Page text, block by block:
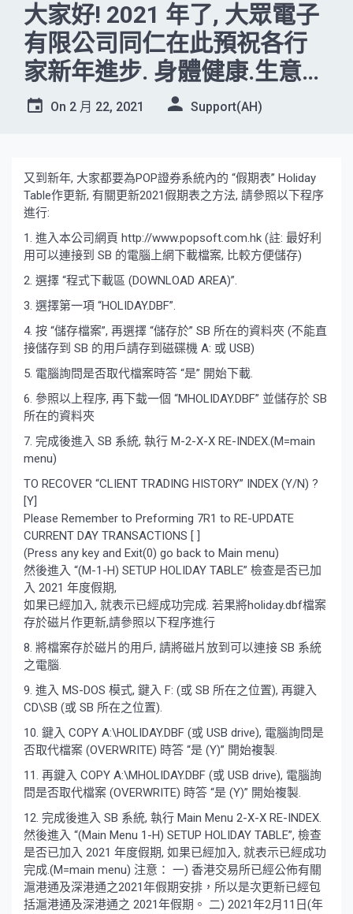
大家好! 2021 年了, 大眾電子
有限公司同仁在此預祝各行
家新年進步. 身體健康.生意興
隆.On 2 月 22, 2021 Support(AH)
又到新年, 大家都要為POP證券系統內的 “假期表” Holiday
Table作更新, 有關更新2021假期表之方法, 請參照以下程序
進行:
1. 進入本公司網頁 http://www.popsoft.com.hk (註: 最好利
用可以連接到 SB 的電腦上網下載檔案, 比較方便儲存)
2. 選擇 “程式下載區 (DOWNLOAD AREA)”.
3. 選擇第一項 “HOLIDAY.DBF”.
4. 按 “儲存檔案”, 再選擇 “儲存於” SB 所在的資料夾 (不能直
接儲存到 SB 的用戶請存到磁碟機 A: 或 USB)
5. 電腦詢問是否取代檔案時答 “是” 開始下載.
6. 參照以上程序, 再下蛓一個 “MHOLIDAY.DBF” 並儲存於 SB
所在的資料夾
7. 完成後進入 SB 系統, 執行 M-2-X-X RE-INDEX.(M=main
menu)
TO RECOVER “CLIENT TRADING HISTORY” INDEX (Y/N) ?
[Y]
Please Remember to Preforming 7R1 to RE-UPDATE
CURRENT DAY TRANSACTIONS [ ]
(Press any key and Exit(0) go back to Main menu)
然後進入 “(M-1-H) SETUP HOLIDAY TABLE” 檢查是否已加
入 2021 年度假期,
如果已經加入, 就表示已經成功完成. 若果將holiday.dbf檔案
存於磁片作更新,請參照以下程序進行
8. 將檔案存於磁片的用戶, 請將磁片放到可以連接 SB 系統
之電腦.
9. 進入 MS-DOS 模式, 鍵入 F: (或 SB 所在之位置), 再鍵入
CD\SB (或 SB 所在之位置).
10. 鍵入 COPY A:\HOLIDAY.DBF (或 USB drive), 電腦詢問是
否取代檔案 (OVERWRITE) 時答 “是 (Y)” 開始複製.
11. 再鍵入 COPY A:\MHOLIDAY.DBF (或 USB drive), 電腦詢
問是否取代檔案 (OVERWRITE) 時答 “是 (Y)” 開始複製.
12. 完成後進入 SB 系統, 執行 Main Menu 2-X-X RE-INDEX.
然後進入 “(Main Menu 1-H) SETUP HOLIDAY TABLE”, 檢查
是否已加入 2021 年度假期, 如果已經加入, 就表示已經成功
完成.(M=main menu) 注意： 一) 香港交易所已經公佈有關
滬港通及深港通之2021年假期安排，所以是次更新已經包
括滬港通及深港通之 2021年假期。 二) 2021年2月11日(年